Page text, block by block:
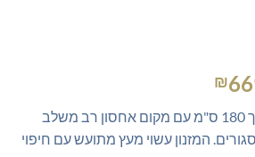
₪
הוא:
₪669.00.
מזנון טלוויזיה לסלון אורך 180 ס"מ עם מקום אחסון רב משלב
המזנון עשוי מעץ מתועש עם חיפוי